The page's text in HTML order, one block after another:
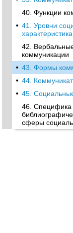
40. Функции
• 41. Уровни
характеристика
42.
коммуникации
• 43. Формы
• 44.
• 45.
46. Специфика
сферы